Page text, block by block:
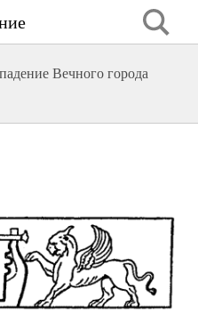
Вечного города